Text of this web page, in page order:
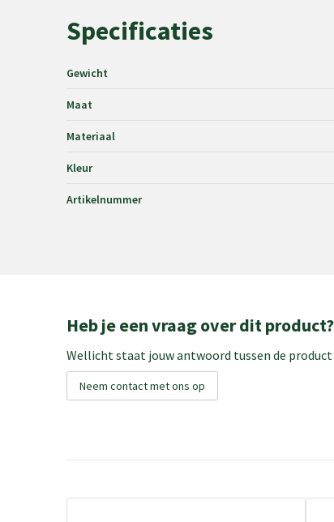
Specificaties
Gewicht
Maat
Materiaal
Kleur
Artikelnummer
Heb je een vraag over dit product?
Wellicht staat jouw antwoord tussen de
Neem contact met ons op